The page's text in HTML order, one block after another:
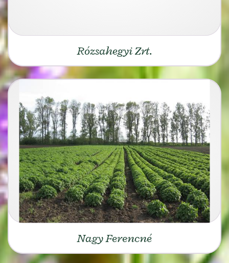
Rózsahegyi Zrt.
Nagy Ferencné